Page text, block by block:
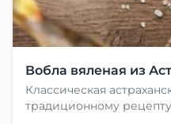
Вобла вяленая из
Классическая
традиционному рецепту